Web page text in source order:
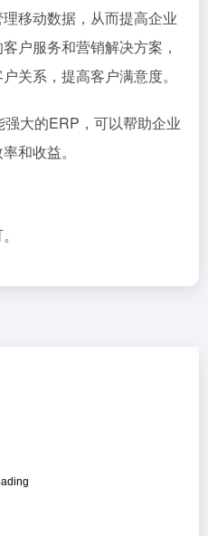
移动数据，从而提高企业
户服务和营销解决方案，
关系，提高客户满意度。
大的ERP，可以帮助企业
和收益。